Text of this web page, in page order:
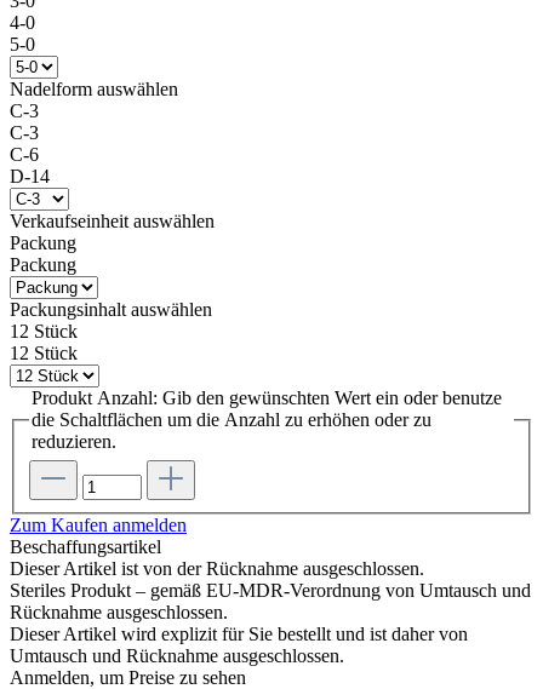
4-0
5-0
Nadelform auswählen
C-3
C-3
C-6
D-14
Verkaufseinheit auswählen
Packung
Packung
Packungsinhalt auswählen
12 Stück
12 Stück
Produkt Anzahl: Gib den gewünschten Wert ein oder benutze
die Schaltflächen um die Anzahl zu erhöhen oder zu
reduzieren.
Zum Kaufen anmelden
Beschaffungsartikel
Dieser Artikel ist von der Rücknahme ausgeschlossen.
Steriles Produkt – gemäß EU-MDR-Verordnung von Umtausch und
Rücknahme ausgeschlossen.
Dieser Artikel wird explizit für Sie bestellt und ist daher von
Umtausch und Rücknahme ausgeschlossen.
Anmelden, um Preise zu sehen